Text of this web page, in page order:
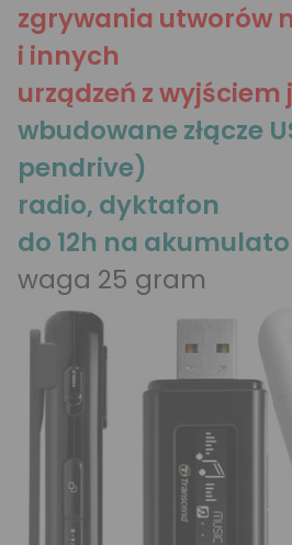
zgrywania utworów
i innych
urządzeń z wyjściem
wbudowane złącze
pendrive)
radio, dyktafon
do 12h na
waga 25 gram